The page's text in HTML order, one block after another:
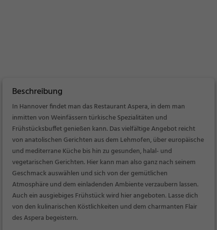
Beschreibung
In Hannover findet man das Restaurant Aspera, in dem man
inmitten von Weinfässern türkische Spezialitäten und
Frühstücksbuffet genießen kann. Das vielfältige Angebot reicht
von anatolischen Gerichten aus dem Lehmofen, über europäische
und mediterrane Küche bis hin zu gesunden, halal- und
vegetarischen Gerichten. Hier kann man also ganz nach seinem
Geschmack auswählen und sich von der gemütlichen
Atmosphäre und dem einladenden Ambiente verzaubern lassen.
Auch ein ausgiebiges Frühstück wird hier angeboten. Lasse dich
von den kulinarischen Köstlichkeiten und dem charmanten Flair
des Aspera begeistern.